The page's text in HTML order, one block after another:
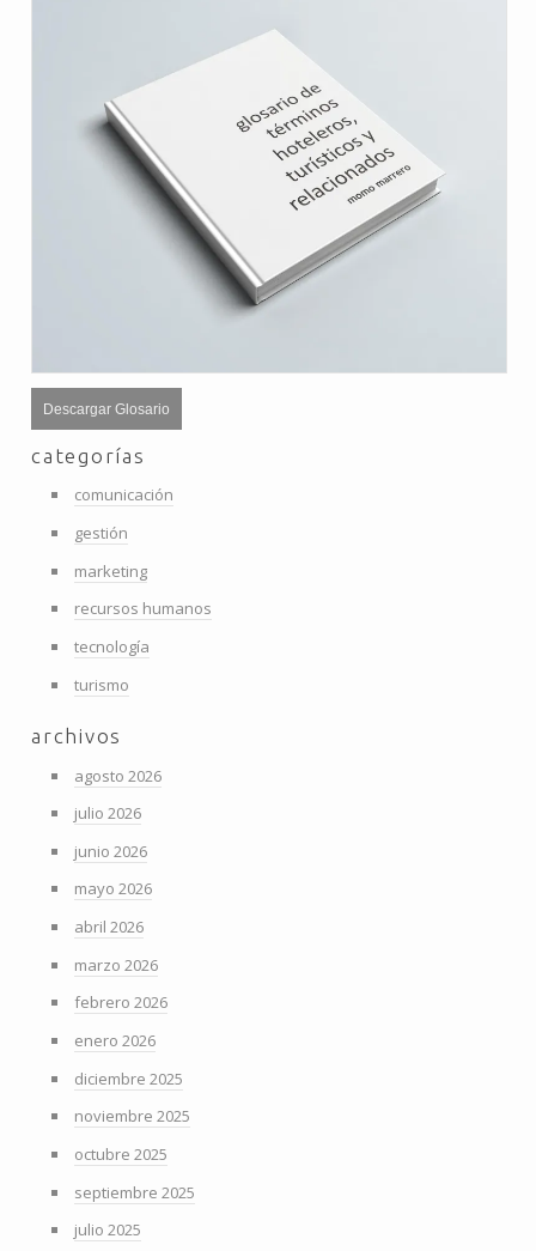
Descargar Glosario
categorías
comunicación
gestión
marketing
recursos humanos
tecnología
turismo
archivos
agosto 2026
julio 2026
junio 2026
mayo 2026
abril 2026
marzo 2026
febrero 2026
enero 2026
diciembre 2025
noviembre 2025
octubre 2025
septiembre 2025
julio 2025